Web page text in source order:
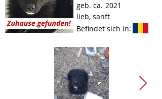
geb. ca. 2021
lieb, sanft
Befindet sich in: